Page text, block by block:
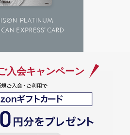
入会キャンペーン